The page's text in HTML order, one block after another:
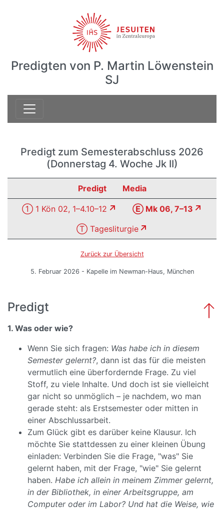
Predigten von P. Martin Löwenstein
SJ
Predigt zum Semesterabschluss 2026
(Donnerstag 4. Woche Jk II)
Predigt Media
① 1 Kön 02, 1–4.10–12
Ⓔ Mk 06, 7–13
Ⓣ Tagesliturgie
Zurück zur Übersicht
5. Februar 2026 - Kapelle im Newman-Haus, München
Predigt
1. Was oder wie?
Wenn Sie sich fragen: Was habe ich in diesem
Semester gelernt?, dann ist das für die meisten
vermutlich eine überfordernde Frage. Zu viel
Stoff, zu viele Inhalte. Und doch ist sie vielleicht
gar nicht so unmöglich – je nachdem, wo man
gerade steht: als Erstsemester oder mitten in
einer Abschlussarbeit.
Zum Glück gibt es darüber keine Klausur. Ich
möchte Sie stattdessen zu einer kleinen Übung
einladen: Verbinden Sie die Frage, "was" Sie
gelernt haben, mit der Frage, "wie" Sie gelernt
haben. Habe ich allein in meinem Zimmer gelernt,
in der Bibliothek, in einer Arbeitsgruppe, am
Computer oder im Labor? Und hat die Weise, wie